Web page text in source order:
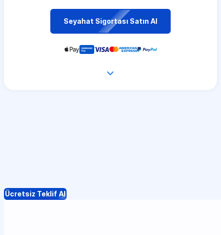
Seyahat Sigortası Satın Al
Ücretsiz Teklif Al